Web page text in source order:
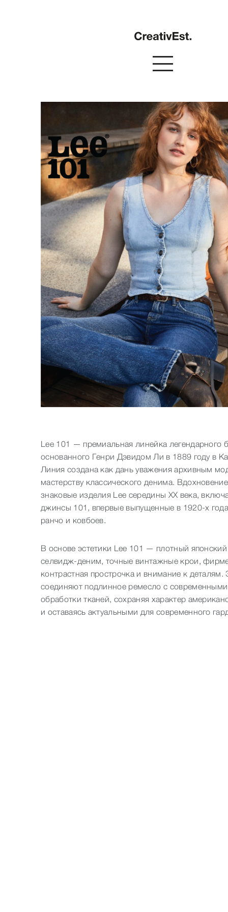
Услуги
О нас
Контакты
Lee 101 — премиальная линейка легендарного
основанного Генри Дэвидом Ли в 1889 году в
Линия создана как дань уважения архивным
мастерству классического денима.
знаковые изделия Lee середины XX века,
джинсы 101, впервые выпущенные в 1920‑х
ранчо и ковбоев.
В основе эстетики Lee 101 — плотный японский
селвидж‑деним, точные винтажные крои,
контрастная прострочка и внимание к
соединяют подлинное ремесло с
обработки тканей, сохраняя характер
и оставаясь актуальными для современного